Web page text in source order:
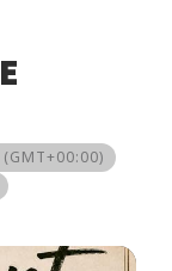
(GMT+00:00)